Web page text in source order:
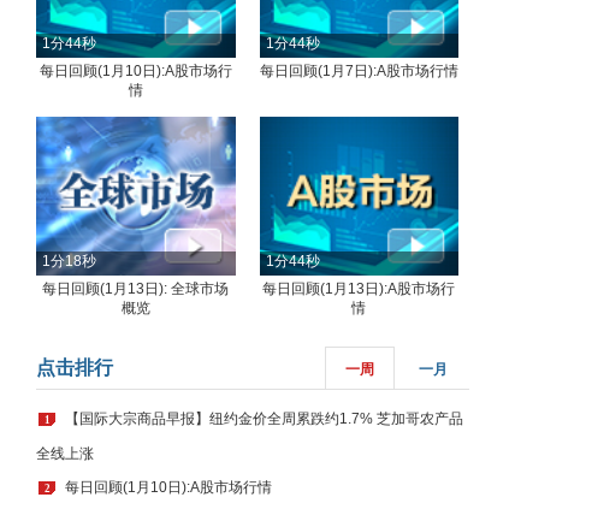
1分44秒
每日回顾(1月10日):A股市场行
情
1分44秒
每日回顾(1月7日):A股市场行情
1分18秒
每日回顾(1月13日): 全球市场
概览
1分44秒
每日回顾(1月13日):A股市场行
情
点击排行 一周 一月
1 【国际大宗商品早报】纽约金价全周累跌约1.7% 芝加哥农产品
全线上涨
2 每日回顾(1月10日):A股市场行情